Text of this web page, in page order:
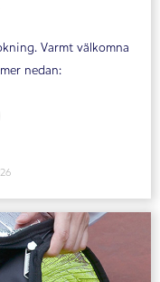
Varmt välkomna
nedan: